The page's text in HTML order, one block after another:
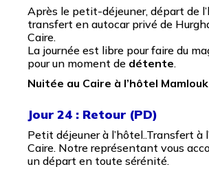
Après le petit-déjeuner, départ de
transfert en autocar privé de
Caire.
La journée est libre pour faire du
pour un moment de détente.
Nuitée au Caire à l’hôtel
Jour 24 : Retour (PD)
Petit déjeuner à l’hôtel..Transfert à
Caire. Notre représentant vous
un départ en toute sérénité.